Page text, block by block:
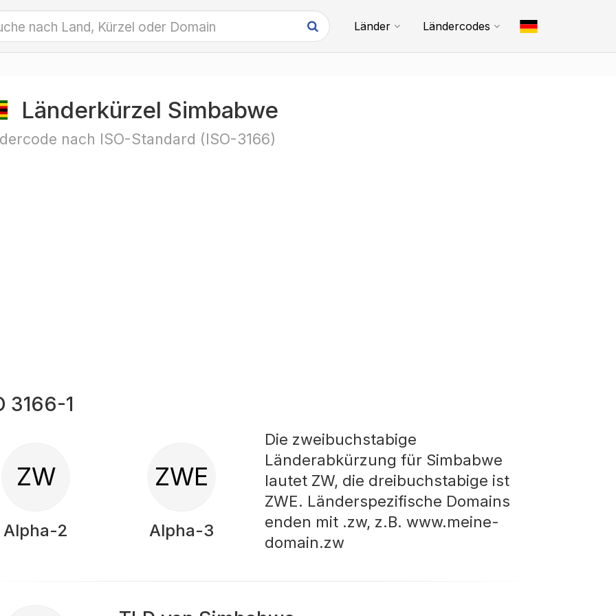
Länder Ländercodes
Länderkürzel Simbabwe
nach ISO-Standard (ISO-3166)
3166-1
ZW
Alpha-2
ZWE
Alpha-3
Die zweibuchstabige
Länderabkürzung für Simbabwe
lautet ZW, die dreibuchstabige ist
ZWE. Länderspezifische Domains
enden mit .zw, z.B. www.meine-
domain.zw